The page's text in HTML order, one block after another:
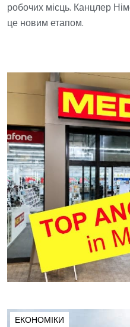
робочих місць. Канцлер
це новим етапом.
ЕКОНОМІКИ